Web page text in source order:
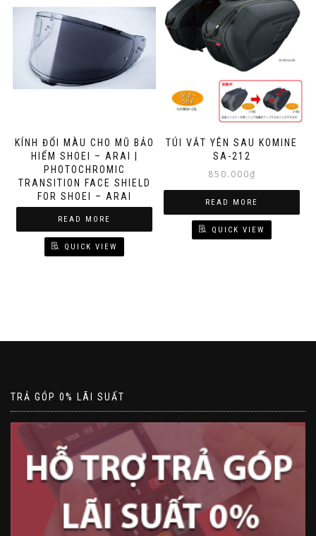
KÍNH ĐỔI MÀU CHO MŨ BẢO
HIỂM SHOEI – ARAI |
PHOTOCHROMIC
TRANSITION FACE SHIELD
FOR SHOEI – ARAI
READ MORE
QUICK VIEW
TÚI VẮT YÊN SAU KOMINE
SA-212
850.000₫
READ MORE
QUICK VIEW
TRẢ GÓP 0% LÃI SUẤT